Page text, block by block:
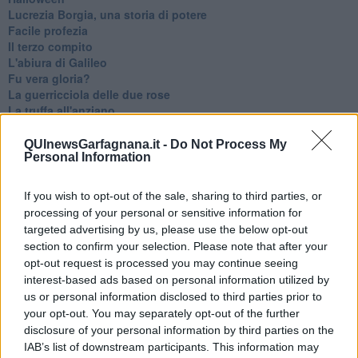
QUInewsGarfagnana.it - Do Not Process My
Personal Information
If you wish to opt-out of the sale, sharing to third parties, or
processing of your personal or sensitive information for
targeted advertising by us, please use the below opt-out
section to confirm your selection. Please note that after your
opt-out request is processed you may continue seeing
interest-based ads based on personal information utilized by
us or personal information disclosed to third parties prior to
your opt-out. You may separately opt-out of the further
disclosure of your personal information by third parties on the
IAB’s list of downstream participants. This information may
​Lucrezia Borgia, una storia di potere
Facile profezia
Il terzo compito
L'abiura di Galileo
Fu vera gloria?
La guerricciola delle due rose
La truffa all'anziano
La repressione sessuale per sentito dire
Diseducazione televisiva e inerzia della politica
Esequie solenni
Nostalgia del sangue blu
Teste calde
Non avere e non essere
Armiamoci e... avviatevi
Da Capodanno a Carnevale
Schizzi di fango
Sor-riso amaro
Fine anno al ristorante
La festa di Capodanno
Natale 2024